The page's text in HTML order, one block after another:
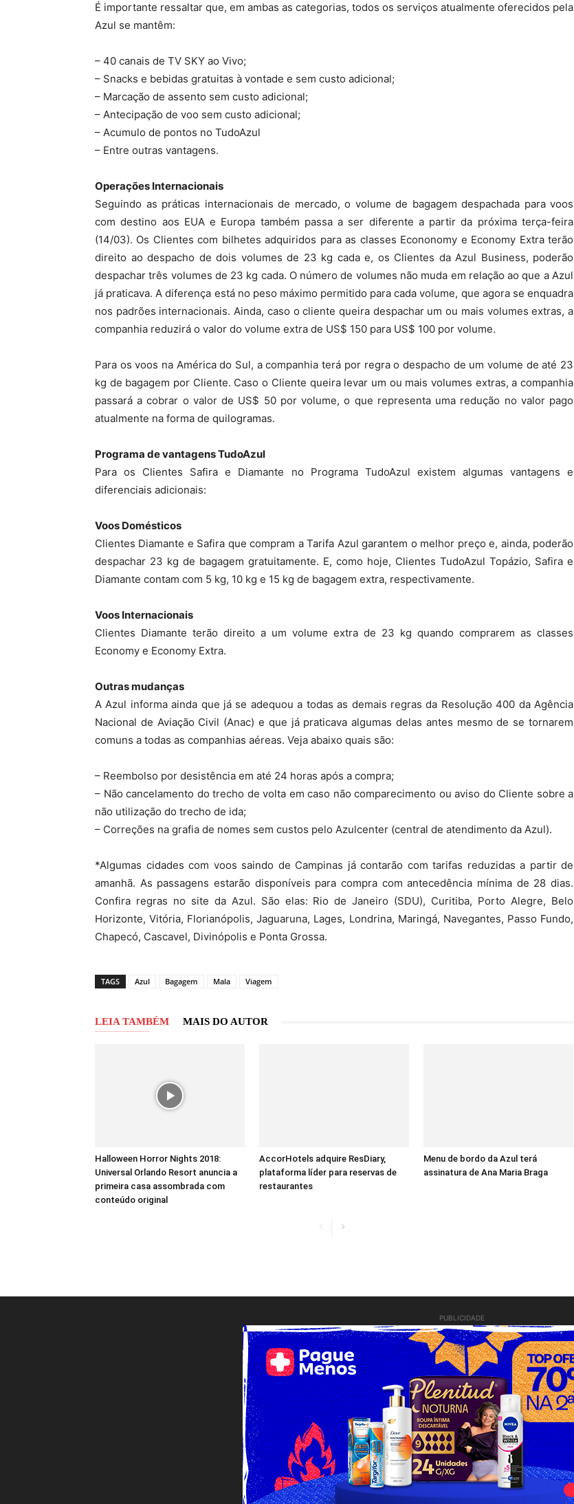
É importante ressaltar que, em ambas as categorias, todos os serviços atualmente oferecidos pela
Azul se mantêm:
– 40 canais de TV SKY ao Vivo;
– Snacks e bebidas gratuitas à vontade e sem custo adicional;
– Marcação de assento sem custo adicional;
– Antecipação de voo sem custo adicional;
– Acumulo de pontos no TudoAzul
– Entre outras vantagens.
Operações Internacionais
Seguindo as práticas internacionais de mercado, o volume de bagagem despachada para voos
com destino aos EUA e Europa também passa a ser diferente a partir da próxima terça-feira
(14/03). Os Clientes com bilhetes adquiridos para as classes Econonomy e Economy Extra terão
direito ao despacho de dois volumes de 23 kg cada e, os Clientes da Azul Business, poderão
despachar três volumes de 23 kg cada. O número de volumes não muda em relação ao que a Azul
já praticava. A diferença está no peso máximo permitido para cada volume, que agora se enquadra
nos padrões internacionais. Ainda, caso o cliente queira despachar um ou mais volumes extras, a
companhia reduzirá o valor do volume extra de US$ 150 para US$ 100 por volume.
Para os voos na América do Sul, a companhia terá por regra o despacho de um volume de até 23
kg de bagagem por Cliente. Caso o Cliente queira levar um ou mais volumes extras, a companhia
passará a cobrar o valor de US$ 50 por volume, o que representa uma redução no valor pago
atualmente na forma de quilogramas.
Programa de vantagens TudoAzul
Para os Clientes Safira e Diamante no Programa TudoAzul existem algumas vantagens e
diferenciais adicionais:
Voos Domésticos
Clientes Diamante e Safira que compram a Tarifa Azul garantem o melhor preço e, ainda, poderão
despachar 23 kg de bagagem gratuitamente. E, como hoje, Clientes TudoAzul Topázio, Safira e
Diamante contam com 5 kg, 10 kg e 15 kg de bagagem extra, respectivamente.
Voos Internacionais
Clientes Diamante terão direito a um volume extra de 23 kg quando comprarem as classes
Economy e Economy Extra.
Outras mudanças
A Azul informa ainda que já se adequou a todas as demais regras da Resolução 400 da Agência
Nacional de Aviação Civil (Anac) e que já praticava algumas delas antes mesmo de se tornarem
comuns a todas as companhias aéreas. Veja abaixo quais são:
– Reembolso por desistência em até 24 horas após a compra;
– Não cancelamento do trecho de volta em caso não comparecimento ou aviso do Cliente sobre a
não utilização do trecho de ida;
– Correções na grafia de nomes sem custos pelo Azulcenter (central de atendimento da Azul).
*Algumas cidades com voos saindo de Campinas já contarão com tarifas reduzidas a partir de
amanhã. As passagens estarão disponíveis para compra com antecedência mínima de 28 dias.
Confira regras no site da Azul. São elas: Rio de Janeiro (SDU), Curitiba, Porto Alegre, Belo
Horizonte, Vitória, Florianópolis, Jaguaruna, Lages, Londrina, Maringá, Navegantes, Passo Fundo,
Chapecó, Cascavel, Divinópolis e Ponta Grossa.
TAGS Azul Bagagem Mala Viagem
LEIA TAMBÉM MAIS DO AUTOR
Halloween Horror Nights 2018:
Universal Orlando Resort anuncia a
primeira casa assombrada com
conteúdo original
AccorHotels adquire ResDiary,
plataforma líder para reservas de
restaurantes
Menu de bordo da Azul terá
assinatura de Ana Maria Braga
PUBLICIDADE